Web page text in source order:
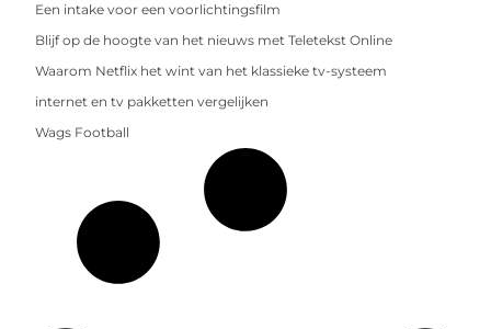
Een intake voor een voorlichtingsfilm
Blijf op de hoogte van het nieuws met Teletekst Online
Waarom Netflix het wint van het klassieke tv-systeem
internet en tv pakketten vergelijken
Wags Football